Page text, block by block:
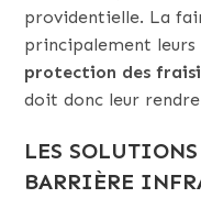
providentielle. La
principalement
protection des
doit donc leur
LES
BARRIÈRE